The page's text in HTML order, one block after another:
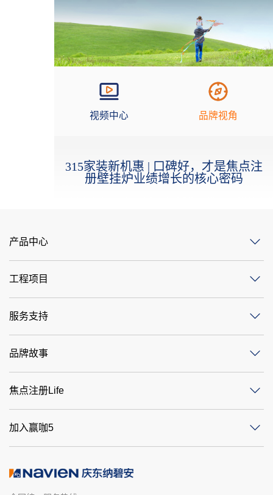
视频中心 品牌视角
315家装新机惠 | 口碑好，才是焦点注
册壁挂炉业绩增长的核心密码
产品中心
工程项目
服务支持
品牌故事
焦点注册Life
加入赢咖5